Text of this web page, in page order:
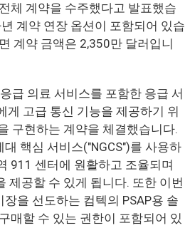
체 계약을 수주했다고 발표했습
계약 연장 옵션이 포함되어 있습
계약 금액은 2,350만 달러입니
급 의료 서비스를 포함한 응급 서
게 고급 통신 기능을 제공하기 위
구현하는 계약을 체결했습니다.
핵심 서비스("NGCS")를 사용하
911 센터에 원활하고 조율되며
제공할 수 있게 됩니다. 또한 이번
을 선도하는 컴텍의 PSAP용 솔
매할 수 있는 권한이 포함되어 있